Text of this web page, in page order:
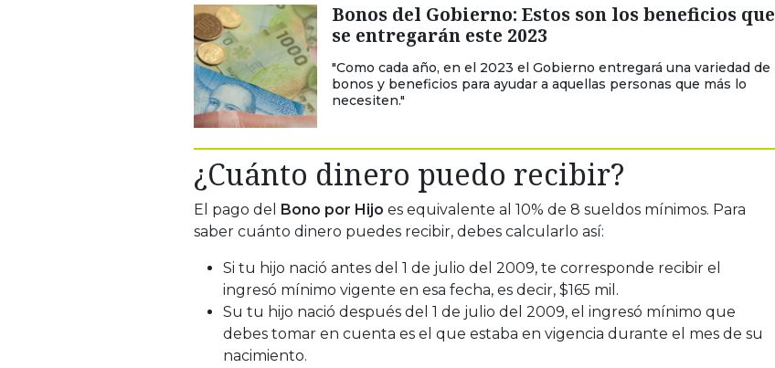
Bonos del Gobierno: Estos son los beneficios que
se entregarán este 2023
"Como cada año, en el 2023 el Gobierno entregará una variedad de
bonos y beneficios para ayudar a aquellas personas que más lo
necesiten."
¿Cuánto dinero puedo recibir?
El pago del Bono por Hijo es equivalente al 10% de 8 sueldos mínimos. Para
saber cuánto dinero puedes recibir, debes calcularlo así:
Si tu hijo nació antes del 1 de julio del 2009, te corresponde recibir el
ingresó mínimo vigente en esa fecha, es decir, $165 mil.
Su tu hijo nació después del 1 de julio del 2009, el ingresó mínimo que
debes tomar en cuenta es el que estaba en vigencia durante el mes de su
nacimiento.